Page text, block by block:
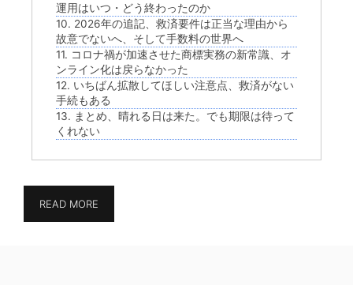
運用はいつ・どう終わったのか
10. 2026年の追記、救済要件は正当な理由から
故意でないへ、そして手数料の世界へ
11. コロナ禍が加速させた商標実務の新常識、オ
ンライン化は戻らなかった
12. いちばん拡散してほしい注意点、救済がない
手続もある
13. まとめ、晴れる日は来た。でも期限は待って
くれない
READ MORE